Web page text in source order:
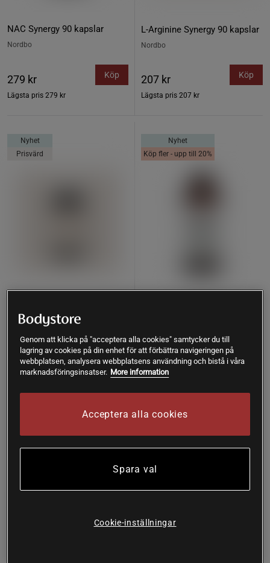
NAC Synergy 90 kapslar
Nordbo
279 kr
Lägsta pris 279 kr
Köp
L-Arginine Synergy 90 kapslar
Nordbo
207 kr
Lägsta pris 207 kr
Köp
Nyhet
Prisvärd
L-Glutamine Synergy 90
kapslar
Nordbo
207 kr
Lägsta pris 207 kr
Köp
Nyhet
Köp fler - upp till 20%
317 kr
Nyhet
Köp fler - upp till 20%
Nyhet
Genom att klicka på "acceptera alla cookies" samtycker du till
lagring av cookies på din enhet för att förbättra navigeringen på
webbplatsen, analysera webbplatsens användning och bistå i våra
marknadsföringsinsatser. More information
Acceptera alla cookies
Spara val
Cookie-inställningar